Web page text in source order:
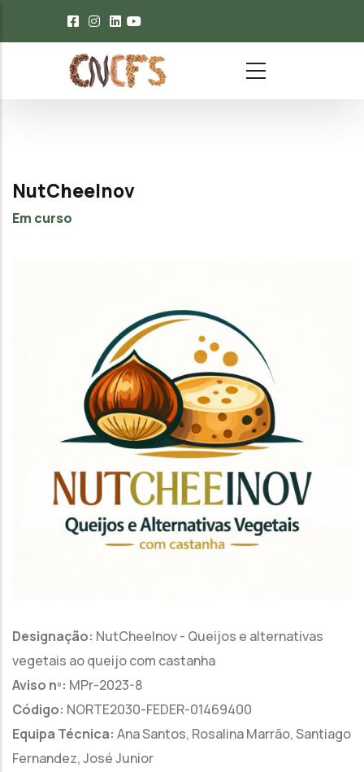
Passar para o conteúdo principal
NutCheeInov
Em curso
Designação: NutCheeInov - Queijos e alternativas
vegetais ao queijo com castanha
Aviso nº: MPr-2023-8
Código: NORTE2030-FEDER-01469400
Equipa Técnica: Ana Santos, Rosalina Marrão, Santiago
Fernandez, José Junior